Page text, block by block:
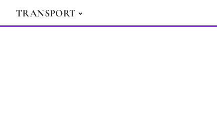
TRANSPORT